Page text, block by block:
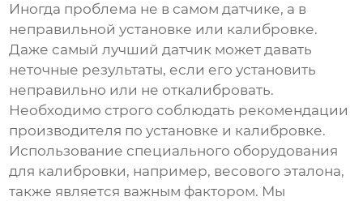
Иногда проблема не в самом датчике, а в
неправильной установке или калибровке.
Даже самый лучший датчик может давать
неточные результаты, если его установить
неправильно или не откалибровать.
Необходимо строго соблюдать рекомендации
производителя по установке и калибровке.
Использование специального оборудования
для калибровки, например, весового эталона,
также является важным фактором. Мы